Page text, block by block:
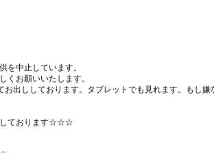
を中止しています。
くお願いいたします。
出ししております。タブレットでも見れます。もし嫌
しております☆☆☆